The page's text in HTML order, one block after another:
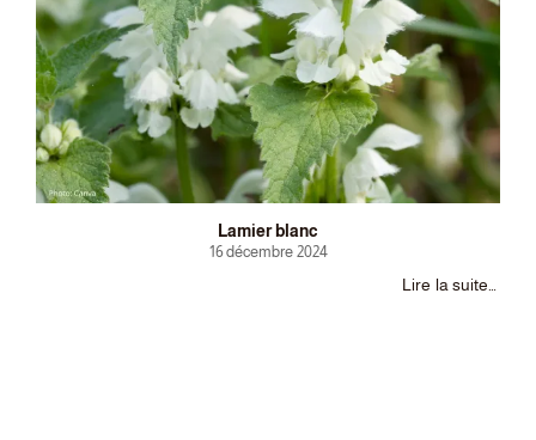
Lamier blanc
16 décembre 2024
Lire la suite…